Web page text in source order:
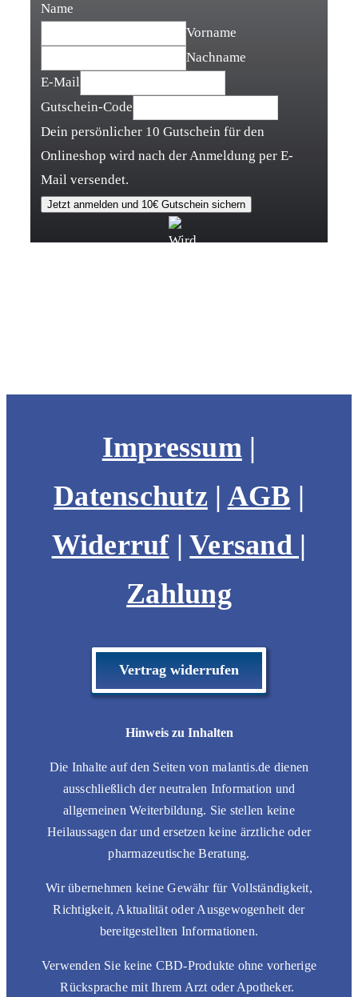
Name
Vorname
Nachname
E-Mail
Name
E-
Mail
Gutschein-
Code
Gutschein-Code
Dein persönlicher 10 Gutschein für den
Onlineshop wird nach der Anmeldung per E-
Mail versendet.
Jetzt anmelden und 10€ Gutschein sichern
Impressum |
Datenschutz| AGB |
Widerruf|Versand |
Zahlung
Vertrag widerrufen
Hinweis zu Inhalten
Die Inhalte auf den Seiten von malantis.de dienen
ausschließlich der neutralen Information und
allgemeinen Weiterbildung. Sie stellen keine
Heilaussagen dar und ersetzen keine ärztliche oder
pharmazeutische Beratung.
Wir übernehmen keine Gewähr für Vollständigkeit,
Richtigkeit, Aktualität oder Ausgewogenheit der
bereitgestellten Informationen.
Verwenden Sie keine CBD-Produkte ohne vorherige
Rücksprache mit Ihrem Arzt oder Apotheker.